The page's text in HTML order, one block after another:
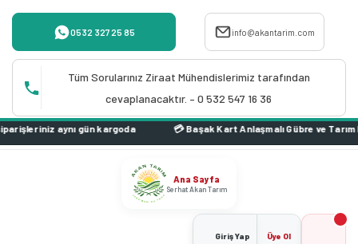
0532 327 25 85 info@akantarim.com
Tüm Sorularınız Ziraat Mühendislerimiz tarafından
cevaplanacaktır. – 0 532 547 16 36
Ana Sayfa
Serhat Akan Tarım
Giriş Yap Üye Ol